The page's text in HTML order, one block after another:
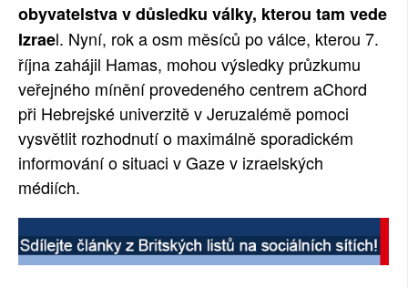
obyvatelstva v důsledku války, kterou tam vede
Izrael. Nyní, rok a osm měsíců po válce, kterou 7.
října zahájil Hamas, mohou výsledky průzkumu
veřejného mínění provedeného centrem aChord
při Hebrejské univerzitě v Jeruzalémě pomoci
vysvětlit rozhodnutí o maximálně sporadickém
informování o situaci v Gaze v izraelských
médiích.